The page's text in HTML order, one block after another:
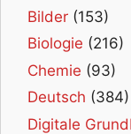
Bilder (153)
Biologie (216)
Chemie (93)
Deutsch (384)
Digitale